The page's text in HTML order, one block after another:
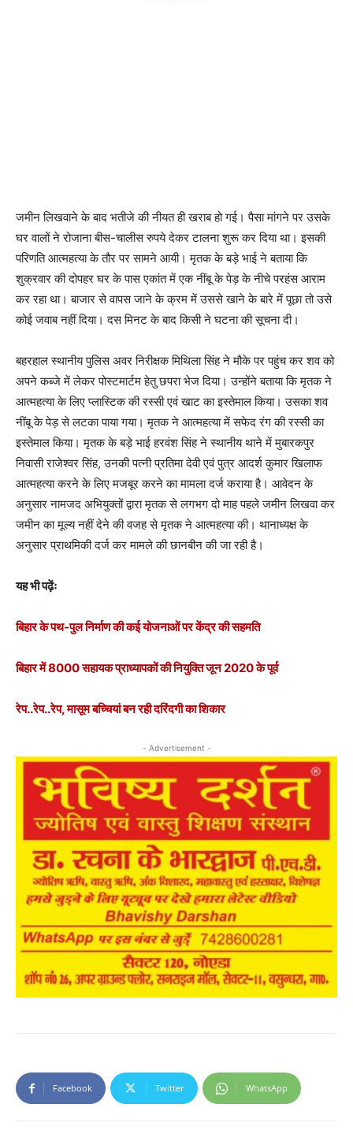
जमीन लिखवाने के बाद भतीजे की नीयत ही खराब हो गई। पैसा मांगने पर उसके
घर वालों ने रोजाना बीस-चालीस रुपये देकर टालना शुरू कर दिया था। इसकी
परिणति आत्महत्या के तौर पर सामने आयी। मृतक के बड़े भाई ने बताया कि
शुक्रवार की दोपहर घर के पास एकांत में एक नींबू के पेड़ के नीचे परहंस आराम
कर रहा था। बाजार से वापस जाने के क्रम में उससे खाने के बारे में पूछा तो उसे
कोई जवाब नहीं दिया। दस मिनट के बाद किसी ने घटना की सूचना दी।
बहरहाल स्थानीय पुलिस अवर निरीक्षक मिथिला सिंह ने मौके पर पहुंच कर शव को
अपने कब्जे में लेकर पोस्टमार्टम हेतु छपरा भेज दिया। उन्होंने बताया कि मृतक ने
आत्महत्या के लिए प्लास्टिक की रस्सी एवं खाट का इस्तेमाल किया। उसका शव
नींबू के पेड़ से लटका पाया गया। मृतक ने आत्महत्या में सफेद रंग की रस्सी का
इस्तेमाल किया। मृतक के बड़े भाई हरवंश सिंह ने स्थानीय थाने में मुबारकपुर
निवासी राजेश्वर सिंह, उनकी पत्नी प्रतिमा देवी एवं पुत्र आदर्श कुमार खिलाफ
आत्महत्या करने के लिए मजबूर करने का मामला दर्ज कराया है। आवेदन के
अनुसार नामजद अभियुक्तों द्वारा मृतक से लगभग दो माह पहले जमीन लिखवा कर
जमीन का मूल्य नहीं देने की वजह से मृतक ने आत्महत्या की। थानाध्यक्ष के
अनुसार प्राथमिकी दर्ज कर मामले की छानबीन की जा रही है।
यह भी पढ़ेंः
बिहार के पथ-पुल निर्माण की कई योजनाओं पर केंद्र की सहमति
बिहार में 8000 सहायक प्राध्यापकों की नियुक्ति जून 2020 के पूर्व
रेप..रेप..रेप, मासूम बच्चियां बन रही दरिंदगी का शिकार
- Advertisement -
Facebook Twitter WhatsApp